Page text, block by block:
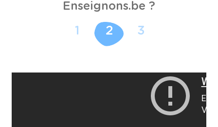
Enseignons.be ?
1 2 3